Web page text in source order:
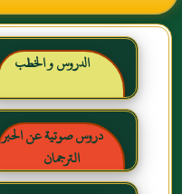
الدروس و الخطب
دروس صوتية عن الحبر
الترجمان